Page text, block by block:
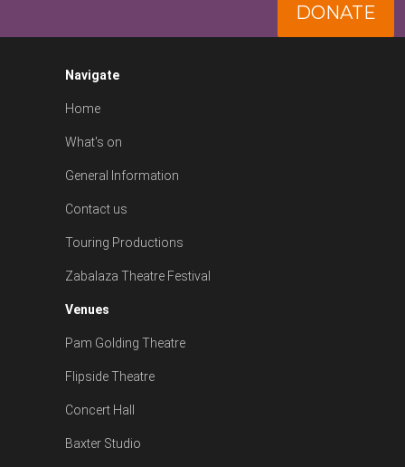
DONATE
Navigate
Home
What's on
General Information
Contact us
Touring Productions
Zabalaza Theatre Festival
Venues
Pam Golding Theatre
Flipside Theatre
Concert Hall
Baxter Studio